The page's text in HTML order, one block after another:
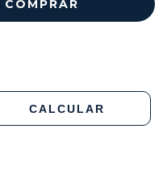
CALCULAR